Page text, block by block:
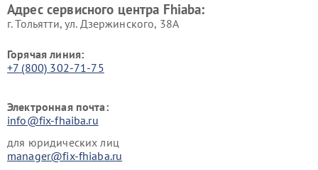
Адрес сервисного центра Fhiaba:
г. Тольятти, ул. Дзержинского, 38А
Горячая линия:
+7 (800) 302-71-75
Электронная почта:
info@fix-fhaiba.ru
для юридических лиц
manager@fix-fhiaba.ru